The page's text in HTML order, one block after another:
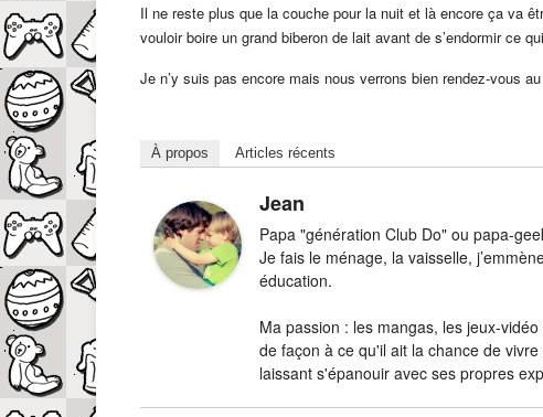
Il ne reste plus que la couche pour la nuit et là encore ça va
vouloir boire un grand biberon de lait avant de s’endormir ce
Je n’y suis pas encore mais nous verrons bien rendez-vous
À propos Articles récents
Jean
Papa "génération Club Do" ou papa-
Je fais le ménage, la vaisselle,
éducation.
Ma passion : les mangas, les jeux-
de façon à ce qu'il ait la chance de
laissant s'épanouir avec ses propres